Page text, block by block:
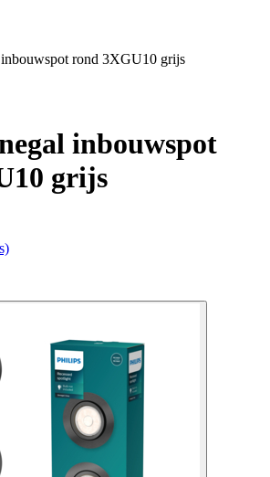
rond 3XGU10 grijs
inbouwspot
grijs